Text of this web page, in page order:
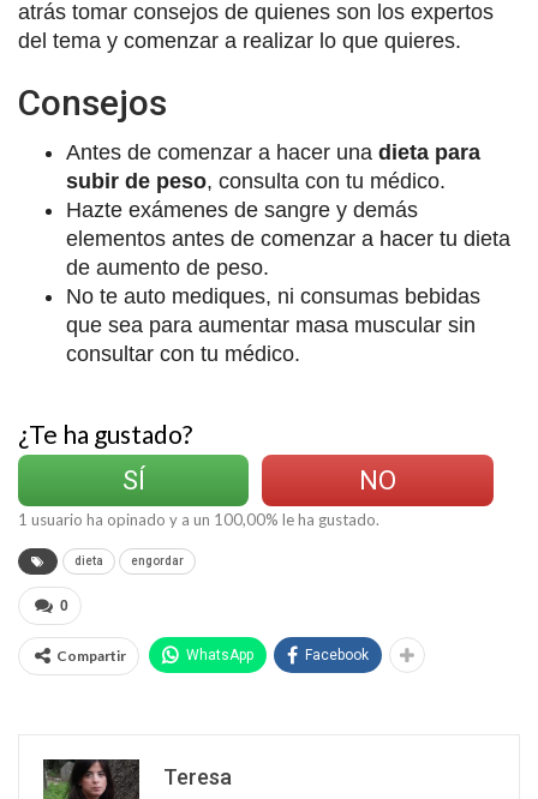
atrás tomar consejos de quienes son los expertos
del tema y comenzar a realizar lo que quieres.
Consejos
Antes de comenzar a hacer una dieta para
subir de peso, consulta con tu médico.
Hazte exámenes de sangre y demás
elementos antes de comenzar a hacer tu dieta
de aumento de peso.
No te auto mediques, ni consumas bebidas
que sea para aumentar masa muscular sin
consultar con tu médico.
¿Te ha gustado?
SÍ
NO
1 usuario ha opinado y a un 100,00% le ha gustado.
dieta engordar
0
Compartir WhatsApp Facebook
Teresa